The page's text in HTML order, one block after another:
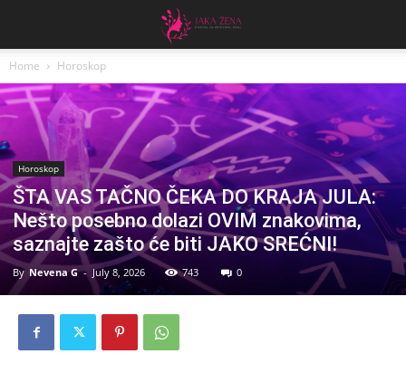
Home Horoskop
Horoskop
ŠTA VAS TAČNO ČEKA DO KRAJA JULA:
Nešto posebno dolazi OVIM znakovima,
saznajte zašto će biti JAKO SREĆNI!
By Nevena G - July 8, 2026 743 0